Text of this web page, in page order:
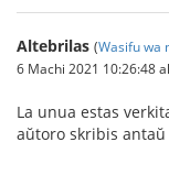
Altebrilas (Wasifu wa
6 Machi 2021 10:26:48
La unua estas
aŭtoro skribis